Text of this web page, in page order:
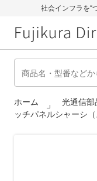
社会インフラを“
ホーム 光通信部
ッチパネルシャーシ（